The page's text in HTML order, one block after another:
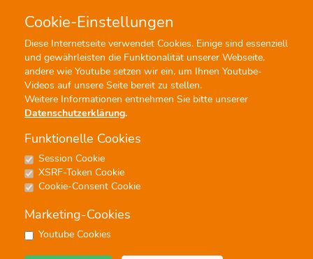
Cookie-Einstellungen
Diese Internetseite verwendet Cookies. Einige sind essenziell
und gewährleisten die Funktionalität unserer Webseite,
andere wie Youtube setzen wir ein, um Ihnen Youtube-
Videos auf unsere Seite bereit zu stellen.
Weitere Informationen entnehmen Sie bitte unserer
Datenschutzerklärung.
Funktionelle Cookies
Session Cookie
XSRF-Token Cookie
Cookie-Consent Cookie
Marketing-Cookies
Youtube Cookies
Menü Profisuche
Flexible Ausgaben
101 Ergebnisse - Seite 1 von 6 - Treffer 1 von 20
keine